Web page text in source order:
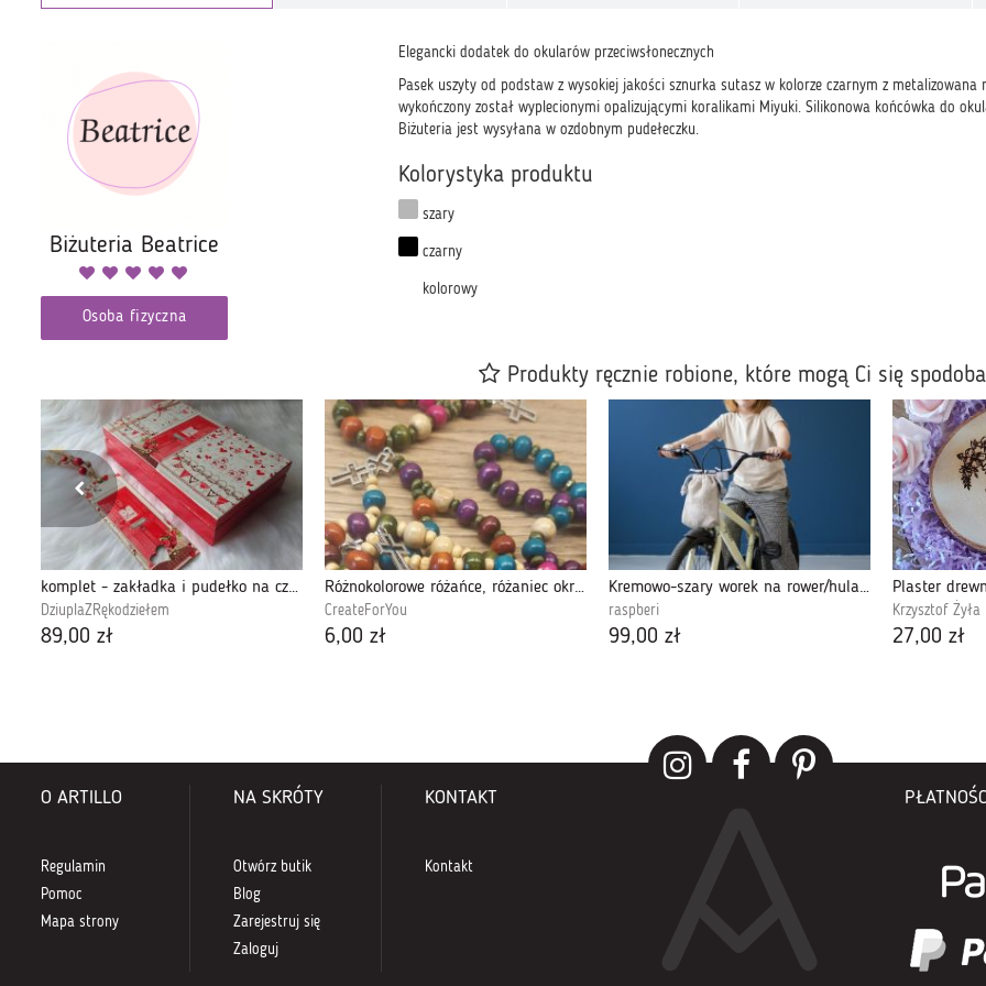
Elegancki dodatek do okularów przeciwsłonecznych
Pasek uszyty od podstaw z wysokiej jakości sznurka sutasz w kolorze czarnym z
wykończony został wyplecionymi opalizującymi koralikami Miyuki. Silikonowa końcówka do
Biżuteria jest wysyłana w ozdobnym pudełeczku.
Kolorystyka produktu
szary
czarny
kolorowy
Biżuteria Beatrice
Osoba fizyczna
Produkty ręcznie robione, które mogą Ci się
komplet - zakładka i pudełko na czekoladę
DziuplaZRękodziełem
89,00 zł
Różnokolorowe różańce, różaniec okrągły
CreateForYou
6,00 zł
Kremowo-szary worek na rower/hulajnogę baranek
raspberi
99,00 zł
Krzysztof Żyła
27,00 zł
O ARTILLO
Regulamin
Pomoc
Mapa strony
NA SKRÓTY
Otwórz butik
Blog
Zarejestruj się
Zaloguj
KONTAKT
Kontakt